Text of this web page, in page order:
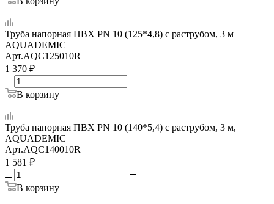
Труба напорная ПВХ PN 10 (125*4,8) с раструбом, 3 м
AQUADEMIC
Арт.AQC125010R
1 370 ₽
В корзину
Труба напорная ПВХ PN 10 (140*5,4) с раструбом, 3 м,
AQUADEMIC
Арт.AQC140010R
1 581 ₽
В корзину